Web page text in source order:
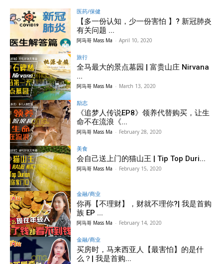
医药/保健
【多一份认知，少一份害怕 】? 新冠肺炎
有关问题 ...
阿马哥 Mass Ma - April 10, 2020
旅行
全马最大的景点墓园 | 富贵山庄 Nirvana
...
阿马哥 Mass Ma - March 13, 2020
励志
《追梦人传说EP8》领养代替购买，让生
命不在流浪《...
阿马哥 Mass Ma - February 28, 2020
美食
会自己送上门的猫山王 | Tip Top Duri...
阿马哥 Mass Ma - February 15, 2020
金融/商业
你再【不理财】，财就不理你?| 我是首购
族 EP ...
阿马哥 Mass Ma - February 14, 2020
金融/商业
买房时，马来西亚人【最害怕】的是什
么？| 我是首购...